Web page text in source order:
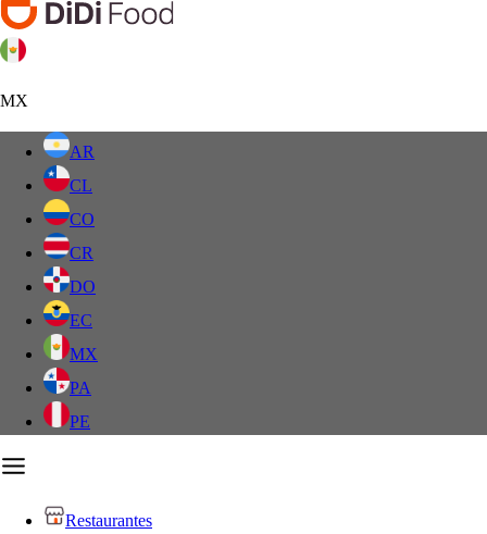
MX
AR
CL
CO
CR
DO
EC
MX
PA
PE
Restaurantes